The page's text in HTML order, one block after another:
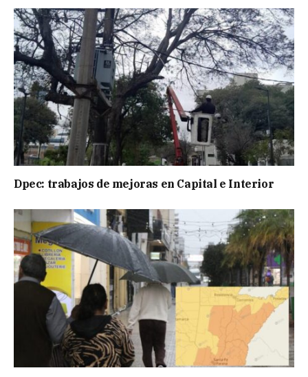
Dpec: trabajos de mejoras en Capital e Interior